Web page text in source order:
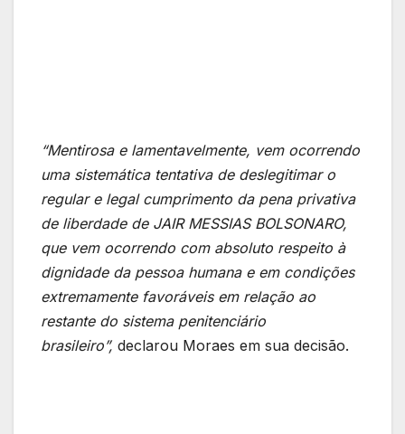
“Mentirosa e lamentavelmente, vem ocorrendo
uma sistemática tentativa de deslegitimar o
regular e legal cumprimento da pena privativa
de liberdade de JAIR MESSIAS BOLSONARO,
que vem ocorrendo com absoluto respeito à
dignidade da pessoa humana e em condições
extremamente favoráveis em relação ao
restante do sistema penitenciário
brasileiro”, declarou Moraes em sua decisão.